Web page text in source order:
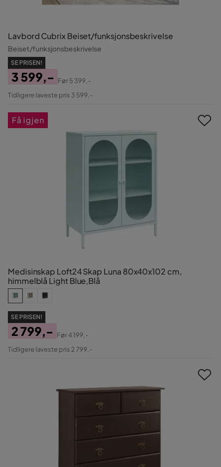
Lavbord Cubrix Beiset/funksjonsbeskrivelse
Beiset/funksjonsbeskrivelse
SE PRISEN!
Pris
3 599,-
Original
Før5 399,-
Tidligere laveste pris 3 599,-
Medisinskap Loft24 Skap Luna 80x40x102 cm,
himmelblå Light Blue,Blå
SE PRISEN!
Pris
2 799,-
Original
Før4 199,-
Tidligere laveste pris 2 799,-
Få igjen